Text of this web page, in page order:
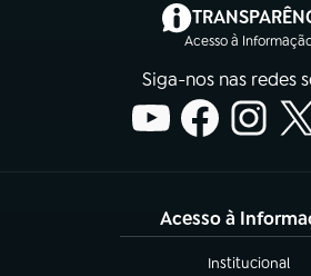
Acesso à
(abre
Siga-nos nas redes
Acesso à
Institucional
(abre em nova